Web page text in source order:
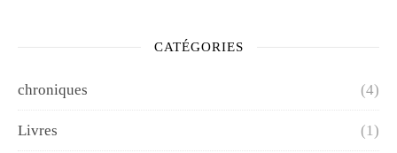
CATÉGORIES
chroniques (4)
Livres (1)